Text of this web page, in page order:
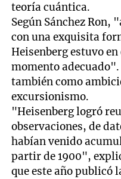
teoría cuántica.
Según Sánchez Ron,
con una exquisita
Heisenberg estuvo
momento
también como
excursionismo.
"Heisenberg logró
observaciones, de
habían venido
partir de 1900",
que este año